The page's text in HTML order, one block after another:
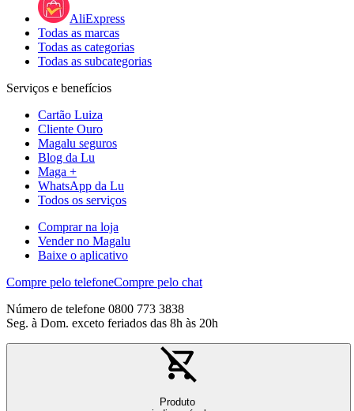
AliExpress
Todas as marcas
Todas as categorias
Todas as subcategorias
Serviços e benefícios
Cartão Luiza
Cliente Ouro
Magalu seguros
Blog da Lu
Maga +
WhatsApp da Lu
Todos os serviços
Comprar na loja
Vender no Magalu
Baixe o aplicativo
Compre pelo telefoneCompre pelo chat
Número de telefone 0800 773 3838
Seg. à Dom. exceto feriados das 8h às 20h
Produto